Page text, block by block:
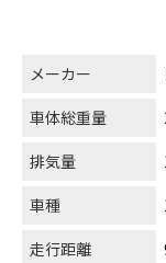
メーカー
車体総重量
排気量
車種
走行距離